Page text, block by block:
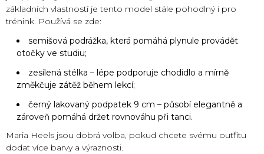
základních vlastností je tento model stále pohodlný i pro
trénink. Používá se zde:
semišová podrážka, která pomáhá plynule provádět
otočky ve studiu;
zesílená stélka – lépe podporuje chodidlo a mírně
změkčuje zátěž během lekcí;
černý lakovaný podpatek 9 cm – působí elegantně a
zároveň pomáhá držet rovnováhu při tanci.
Maria Heels jsou dobrá volba, pokud chcete svému outfitu
dodat více barvy a výraznosti.